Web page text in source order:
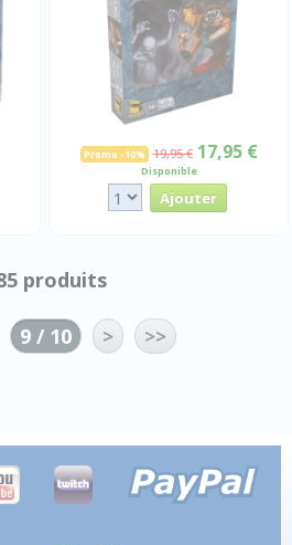
Promo -10% 19,95 € 17,95 €
Disponible
produits
9 / 10 > >>